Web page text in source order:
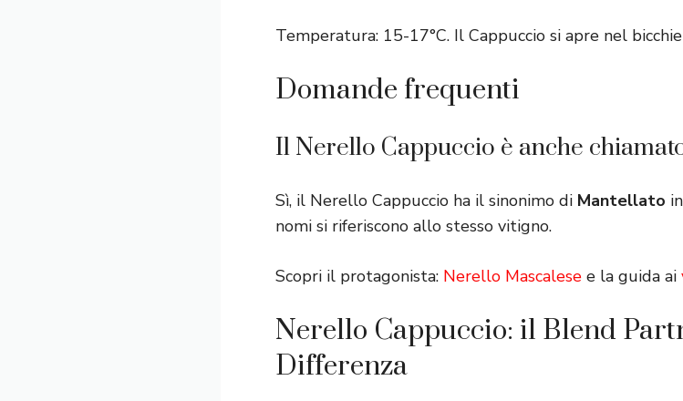
Temperatura: 15-17°C. Il Cappuccio si apre nel
Domande frequenti
Il Nerello Cappuccio è anche
Sì, il Nerello Cappuccio ha il sinonimo di Mantellato
nomi si riferiscono allo stesso vitigno.
Scopri il protagonista: Nerello Mascalese e la guida ai
Nerello Cappuccio: il Blend
Differenza